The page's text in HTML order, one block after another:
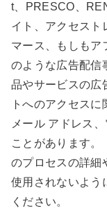
t、PRESCO、
イト、アクセスト
マース、もしもア
のような広告配信
品やサービスの広
トへのアクセス
メール アドレス
ことがあります。
のプロセスの詳細
使用されないよう
ください。